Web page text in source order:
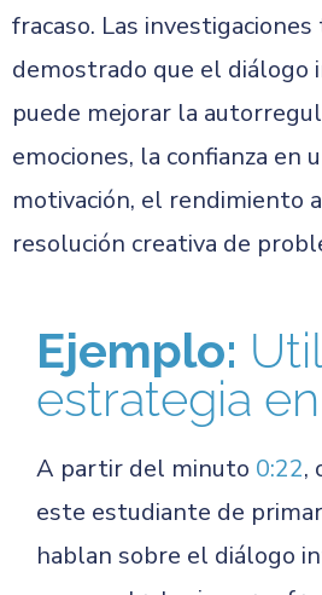
fracaso. Las
demostrado que el diálogo
puede mejorar la
emociones, la confianza en
motivación, el rendimiento
resolución creativa de
Ejemplo:
estrategia
A partir del minuto 0:22,
este estudiante de
hablan sobre el diálogo